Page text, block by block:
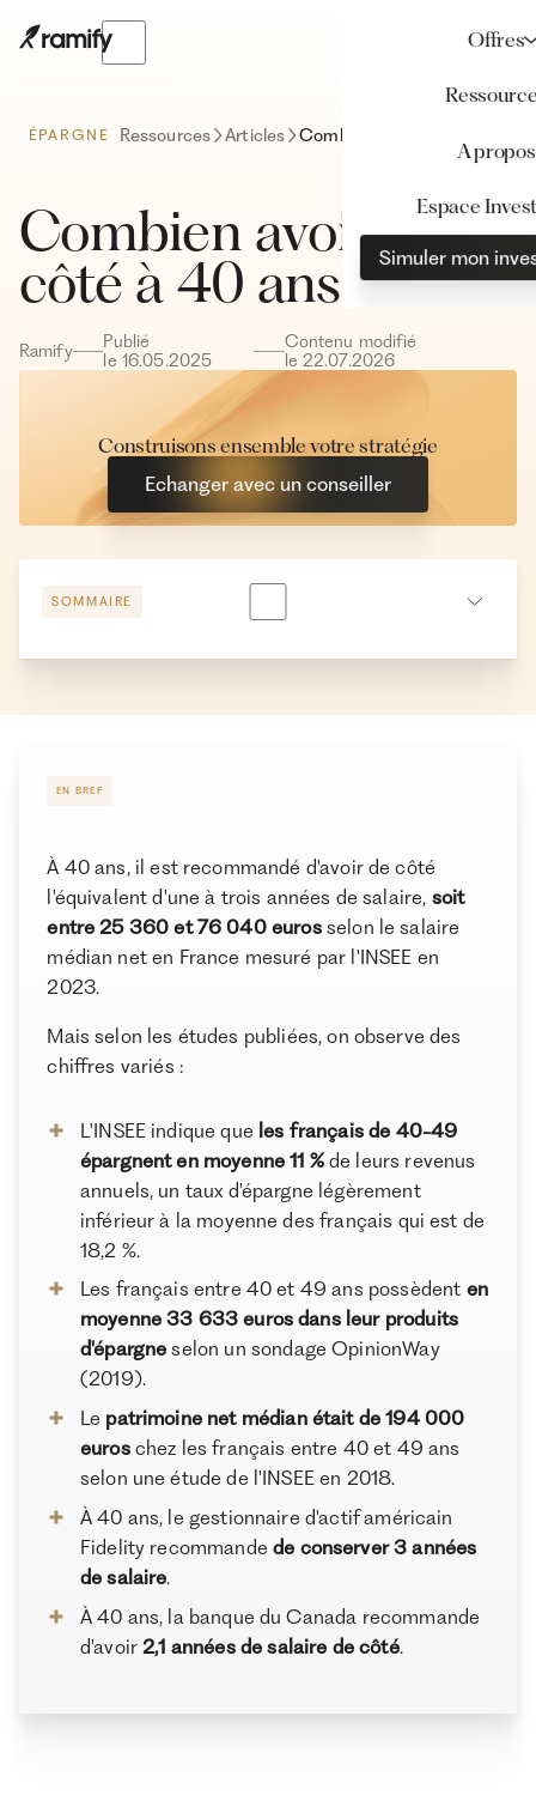
Offres
A propos
Espace
Simuler mon
ÉPARGNE Ressources Articles
Combien avoir de
côté à 40 ans ?
Ramify
Publié
le 16.05.2025
Contenu modifié
le 22.07.2026
Construisons ensemble votre stratégie
Echanger avec un conseiller
SOMMAIRE
Vu de l’étranger : combien avoir de côté à 40 ans ?
situation
Pourquoi est-il crucial d’optimiser ses placements ?
Comment construire sa stratégie d’investissement à
40 ans ?
Choisir les bonnes enveloppes pour investir à 40 ans
d’épargne
Conclusion : combien avoir de côté à 40 ans ?
À propos de Ramify
Ramify est l’alternative digitale à la banque privée.
rigoureuse des meilleurs produits du marché, dans
une logique de performance à long terme.
EN BREF
À 40 ans, il est recommandé d'avoir de côté
l'équivalent d'une à trois années de salaire, soit
entre 25 360 et 76 040 eurosselon le salaire
médian net en France mesuré par l'INSEE en
2023.
Mais selon les études publiées, on observe des
chiffres variés :
L'INSEE indique que les français de 40-49
épargnent en moyenne 11 %de leurs revenus
annuels, un taux d'épargne légèrement
inférieur à la moyenne des français qui est de
18,2 %.
Les français entre 40 et 49 ans possèdent en
moyenne 33 633 euros dans leur produits
d'épargne selon un sondage OpinionWay
(2019).
Le patrimoine net médian était de 194 000
euroschez les français entre 40 et 49 ans
selon une étude de l'INSEE en 2018.
À 40 ans, le gestionnaire d'actif américain
Fidelity recommandede conserver 3 années
de salaire.
À 40 ans, la banque du Canada recommande
d'avoir 2,1 années de salaire de côté.